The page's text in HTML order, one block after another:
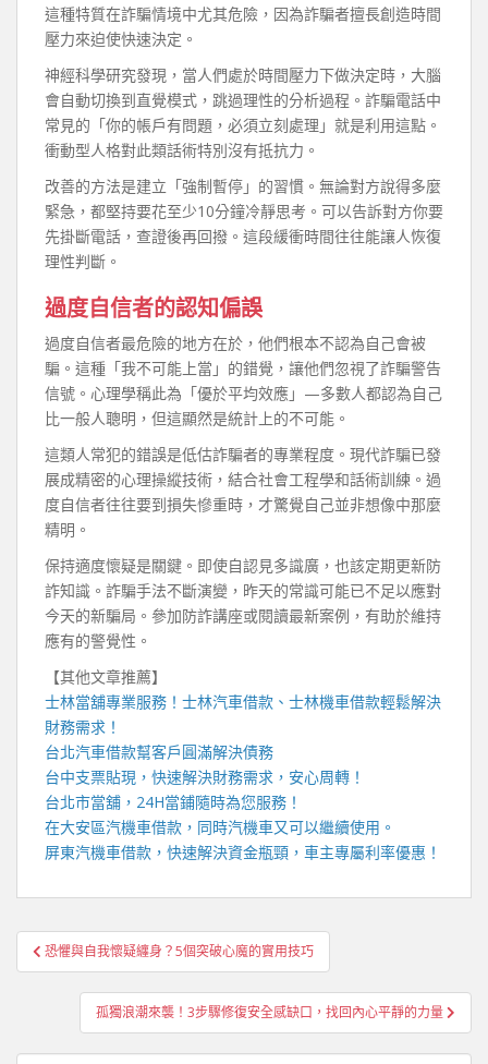
這種特質在詐騙情境中尤其危險，因為詐騙者擅長創造時間
壓力來迫使快速決定。
神經科學研究發現，當人們處於時間壓力下做決定時，大腦
會自動切換到直覺模式，跳過理性的分析過程。詐騙電話中
常見的「你的帳戶有問題，必須立刻處理」就是利用這點。
衝動型人格對此類話術特別沒有抵抗力。
改善的方法是建立「強制暫停」的習慣。無論對方說得多麼
緊急，都堅持要花至少10分鐘冷靜思考。可以告訴對方你要
先掛斷電話，查證後再回撥。這段緩衝時間往往能讓人恢復
理性判斷。
過度自信者的認知偏誤
過度自信者最危險的地方在於，他們根本不認為自己會被
騙。這種「我不可能上當」的錯覺，讓他們忽視了詐騙警告
信號。心理學稱此為「優於平均效應」—多數人都認為自己
比一般人聰明，但這顯然是統計上的不可能。
這類人常犯的錯誤是低估詐騙者的專業程度。現代詐騙已發
展成精密的心理操縱技術，結合社會工程學和話術訓練。過
度自信者往往要到損失慘重時，才驚覺自己並非想像中那麼
精明。
保持適度懷疑是關鍵。即使自認見多識廣，也該定期更新防
詐知識。詐騙手法不斷演變，昨天的常識可能已不足以應對
今天的新騙局。參加防詐講座或閱讀最新案例，有助於維持
應有的警覺性。
【其他文章推薦】
士林當舖專業服務！ 士林汽車借款 、 士林機車借款輕鬆解決
財務需求！
台北汽車借款幫客戶圓滿解決債務
台中支票貼現 ，快速解決財務需求，安心周轉！
台北市當舖， 24H當鋪隨時為您服務！
在大安區汽機車借款 ，同時汽機車又可以繼續使用。
屏東汽機車借款 ，快速解決資金瓶頸，車主專屬利率優惠！
文
章
恐懼與自我懷疑纏身？5個突破心魔的實用技巧
孤獨浪潮來襲！3步驟修復安全感缺口，找回內心平靜的力量